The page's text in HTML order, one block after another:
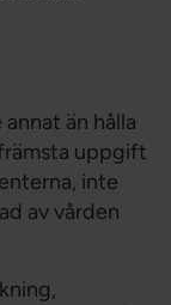
än hålla
uppgift
inte
av vården